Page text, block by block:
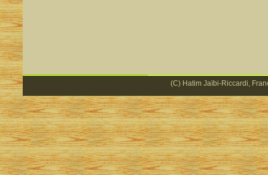
(C) Hatim Jaïbi-Riccardi,